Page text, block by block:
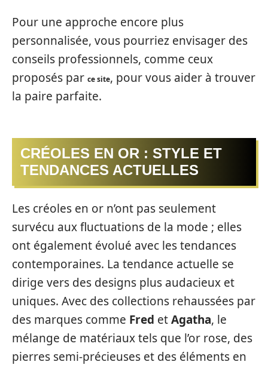
Pour une approche encore plus
personnalisée, vous pourriez envisager des
conseils professionnels, comme ceux
proposés par ce site, pour vous aider à trouver
la paire parfaite.
CRÉOLES EN OR : STYLE ET
TENDANCES ACTUELLES
Les créoles en or n’ont pas seulement
survécu aux fluctuations de la mode ; elles
ont également évolué avec les tendances
contemporaines. La tendance actuelle se
dirige vers des designs plus audacieux et
uniques. Avec des collections rehaussées par
des marques comme Fred etAgatha, le
mélange de matériaux tels que l’or rose, des
pierres semi-précieuses et des éléments en